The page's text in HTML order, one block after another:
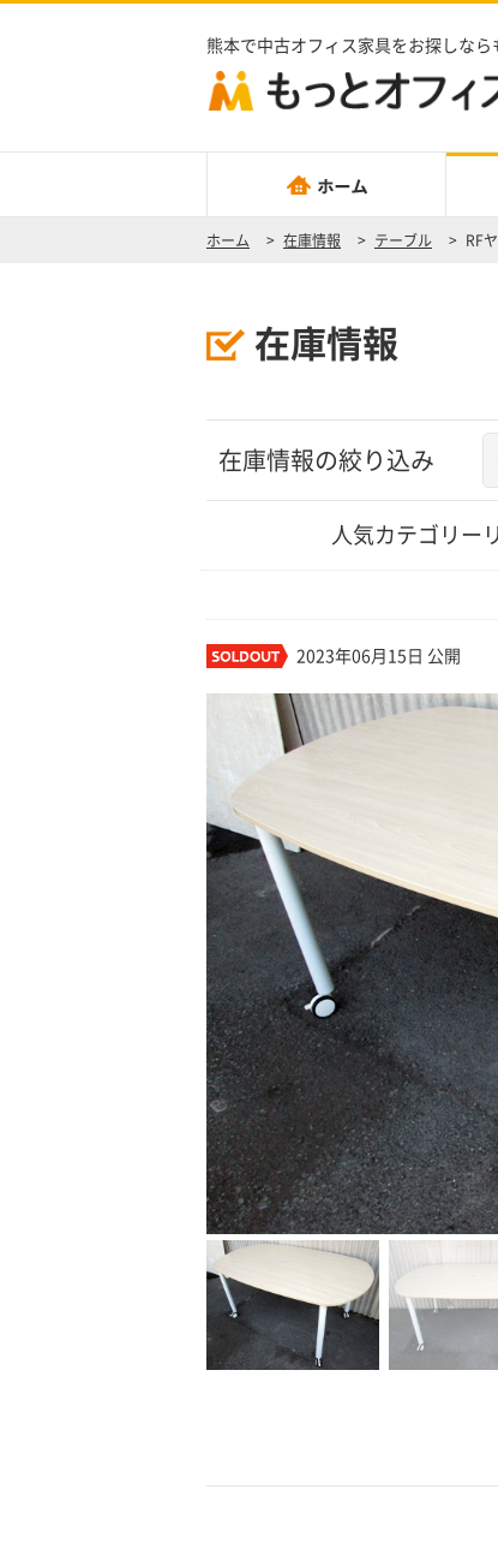
熊本で中古オフィス家具をお探しなら
ホーム > 在庫情報 > テーブル > RF
在庫情報
在庫情報の絞り込み
人気カテゴリー
2023年06月15日 公開